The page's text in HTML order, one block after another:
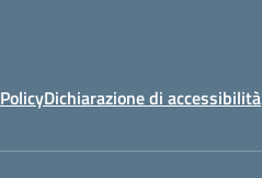
Dichiarazione di accessibilità